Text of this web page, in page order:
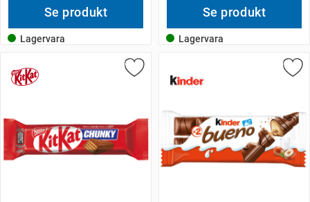
Se produkt
Lagervara
Se produkt
Lagervara